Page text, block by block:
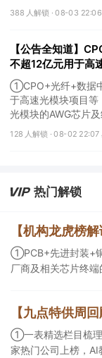
署32亿元算力服务合
388 人解锁 ·08-03 22:06
【公告全知道】
不超12亿元用于高
①CPO+光纤+数据
于高速光模块项目
光模块的AWG芯片
物！公司拟定增募
128 人解锁 ·08-02 22:07
热门解锁
①PCB+先进封装+
厂商及相关芯片终
等方面具有丰富经
产的合规资质，这家
①一表精选栏目梳理
家热门公司上榜，AI教育